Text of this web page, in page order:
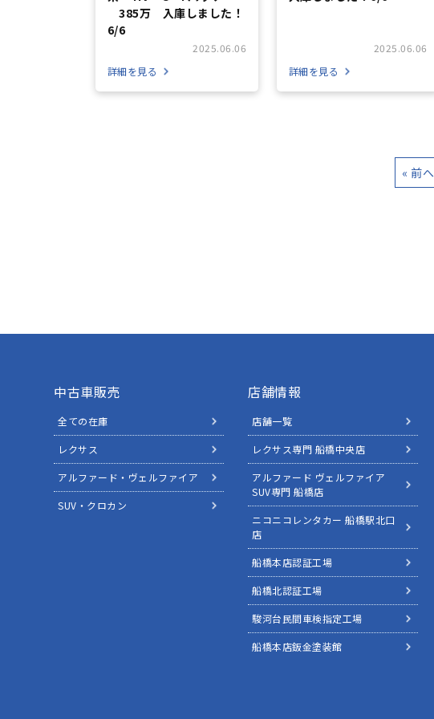
385万 入庫しました！
6/6
2025.06.06
詳細を見る
2025.06.06
詳細を見る
« 前へ
中古車販売
全ての在庫
レクサス
アルファード・ヴェルファイア
SUV・クロカン
店舗情報
店舗一覧
レクサス専門 船橋中央店
アルファード ヴェルファイア
SUV専門 船橋店
ニコニコレンタカー 船橋駅北口
店
船橋本店認証工場
船橋北認証工場
駿河台民間車検指定工場
船橋本店鈑金塗装館